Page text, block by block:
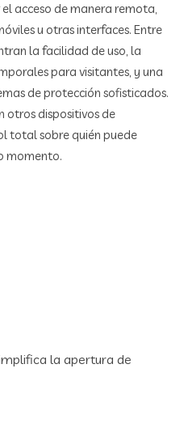
acceso de manera remota,
u otras interfaces. Entre
la facilidad de uso, la
para visitantes, y una
de protección sofisticados.
otros dispositivos de
total sobre quién puede
momento.
la apertura de